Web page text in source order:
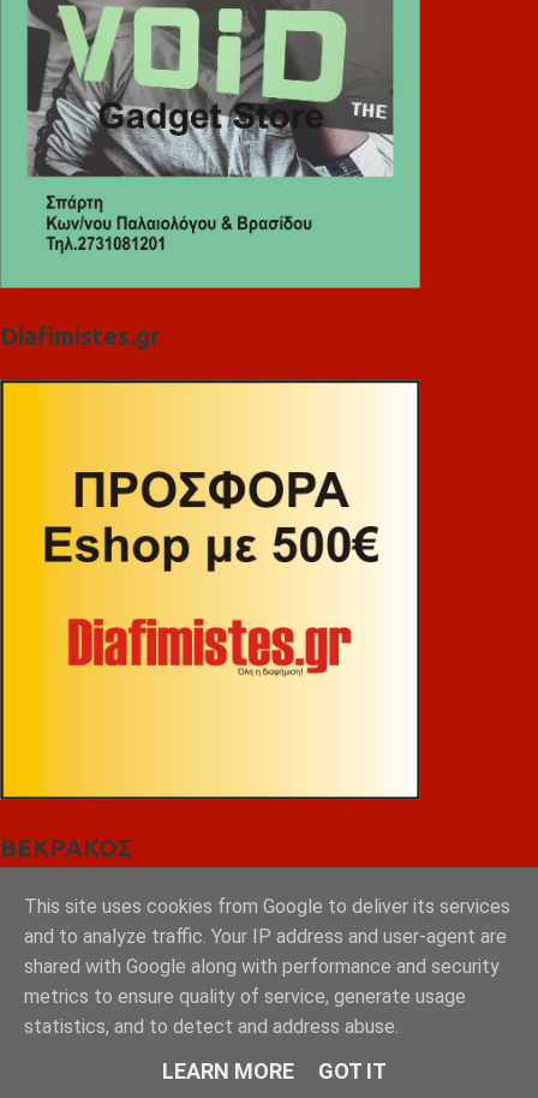
Diafimistes.gr
ΒΕΚΡΑΚΟΣ
This site uses cookies from Google to deliver its services
and to analyze traffic. Your IP address and user-agent are
shared with Google along with performance and security
metrics to ensure quality of service, generate usage
statistics, and to detect and address abuse.
LEARN MORE GOT IT